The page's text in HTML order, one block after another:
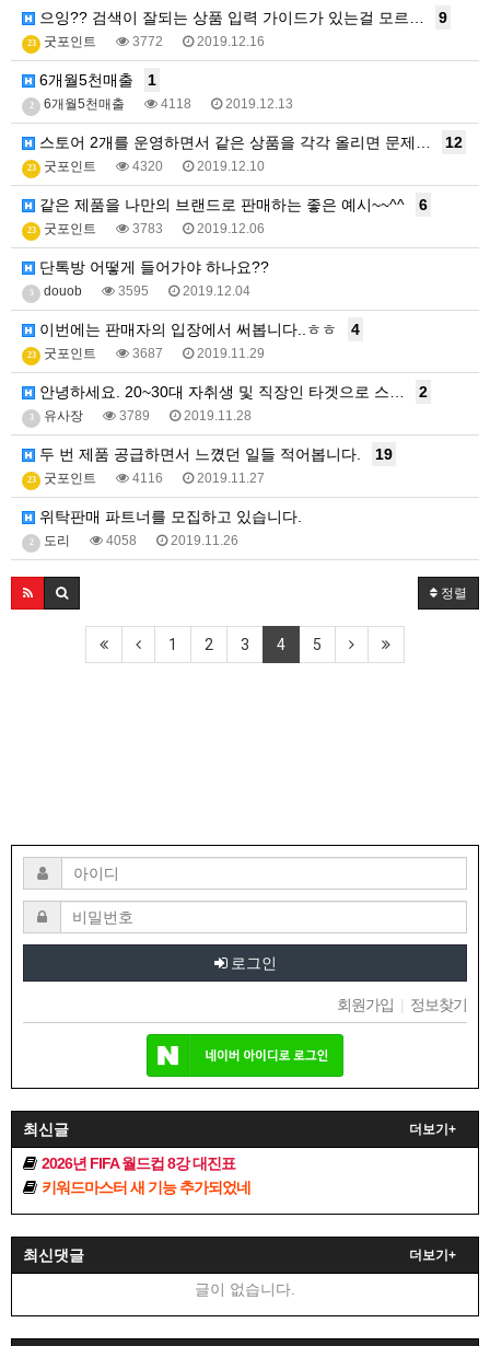
으잉?? 검색이 잘되는 상품 입력 가이드가 있는걸 모르… 9
23 굿포인트 3772 2019.12.16
6개월5천매출 1
2 6개월5천매출 4118 2019.12.13
스토어 2개를 운영하면서 같은 상품을 각각 올리면 문제… 12
23 굿포인트 4320 2019.12.10
같은 제품을 나만의 브랜드로 판매하는 좋은 예시~~^^ 6
23 굿포인트 3783 2019.12.06
단톡방 어떻게 들어가야 하나요??
5 douob 3595 2019.12.04
이번에는 판매자의 입장에서 써봅니다..ㅎㅎ 4
23 굿포인트 3687 2019.11.29
안녕하세요. 20~30대 자취생 및 직장인 타겟으로 스… 2
3 유사장 3789 2019.11.28
두 번 제품 공급하면서 느꼈던 일들 적어봅니다. 19
23 굿포인트 4116 2019.11.27
위탁판매 파트너를 모집하고 있습니다.
2 도리 4058 2019.11.26
정렬
1 2 3 4 5
로그인
회원가입 | 정보찾기
최신글 더보기+
2026년 FIFA 월드컵 8강 대진표
키워드마스터 새 기능 추가되었네
최신댓글 더보기+
글이 없습니다.